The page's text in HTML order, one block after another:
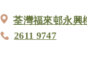
荃灣福來邨永興
2611 9747